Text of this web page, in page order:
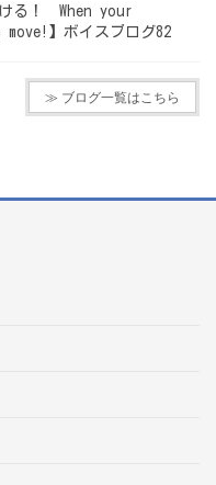
ける！ When your
】ボイスブログ82
≫ ブログ一覧はこちら